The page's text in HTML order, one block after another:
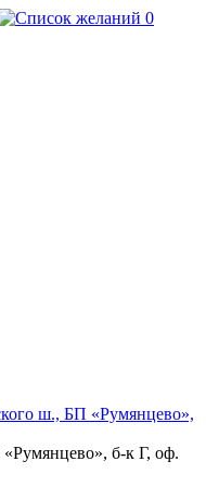
0
ш., БП «Румянцево»,
б-к Г, оф.